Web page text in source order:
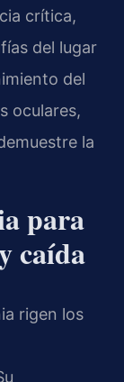
crítica,
del lugar
del
oculares,
la
para
caída
rigen los